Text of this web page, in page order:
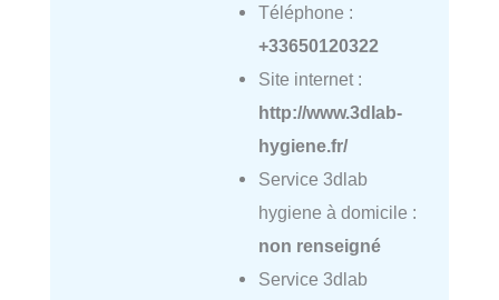
Téléphone :
+33650120322
Site internet :
http://www.3dlab-
hygiene.fr/
Service 3dlab
hygiene à domicile :
non renseigné
Service 3dlab